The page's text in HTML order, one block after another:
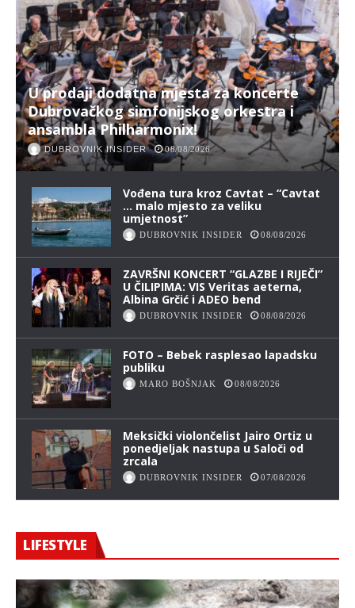
U prodaji dodatna mjesta za koncerte
Dubrovačkog simfonijskog orkestra i
ansambla Philharmonix!
DUBROVNIK INSIDER 08/08/2026
Vođena tura kroz Cavtat – “Cavtat
… malo mjesto za veliku
umjetnost”
DUBROVNIK INSIDER 08/08/2026
ZAVRŠNI KONCERT “GLAZBE I RIJEČI”
U ČILIPIMA: VIS Veritas aeterna,
Albina Grčić i ADEO bend
DUBROVNIK INSIDER 08/08/2026
FOTO – Bebek rasplesao lapadsku
publiku
MARO BOŠNJAK 08/08/2026
Meksički violončelist Jairo Ortiz u
ponedjeljak nastupa u Saloči od
zrcala
DUBROVNIK INSIDER 07/08/2026
LIFESTYLE